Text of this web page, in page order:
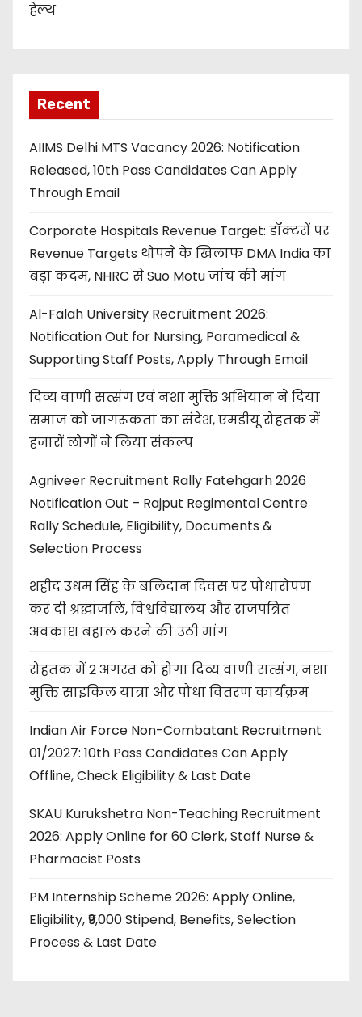
हेल्थ
Recent
AIIMS Delhi MTS Vacancy 2026: Notification
Released, 10th Pass Candidates Can Apply
Through Email
Corporate Hospitals Revenue Target: डॉक्टरों पर
Revenue Targets थोपने के खिलाफ DMA India का
बड़ा कदम, NHRC से Suo Motu जांच की मांग
Al-Falah University Recruitment 2026:
Notification Out for Nursing, Paramedical &
Supporting Staff Posts, Apply Through Email
दिव्य वाणी सत्संग एवं नशा मुक्ति अभियान ने दिया
समाज को जागरूकता का संदेश, एमडीयू रोहतक में
हजारों लोगों ने लिया संकल्प
Agniveer Recruitment Rally Fatehgarh 2026
Notification Out – Rajput Regimental Centre
Rally Schedule, Eligibility, Documents &
Selection Process
शहीद उधम सिंह के बलिदान दिवस पर पौधारोपण
कर दी श्रद्धांजलि, विश्वविद्यालय और राजपत्रित
अवकाश बहाल करने की उठी मांग
रोहतक में 2 अगस्त को होगा दिव्य वाणी सत्संग, नशा
मुक्ति साइकिल यात्रा और पौधा वितरण कार्यक्रम
Indian Air Force Non-Combatant Recruitment
01/2027: 10th Pass Candidates Can Apply
Offline, Check Eligibility & Last Date
SKAU Kurukshetra Non-Teaching Recruitment
2026: Apply Online for 60 Clerk, Staff Nurse &
Pharmacist Posts
PM Internship Scheme 2026: Apply Online,
Eligibility, ₹9,000 Stipend, Benefits, Selection
Process & Last Date